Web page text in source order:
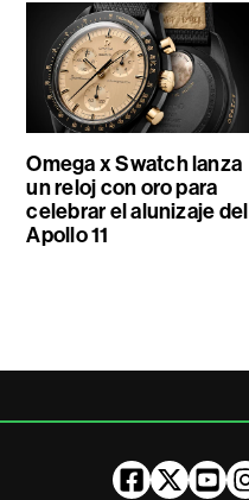
Omega x Swatch lanza
un reloj con oro para
celebrar el alunizaje del
Apollo 11